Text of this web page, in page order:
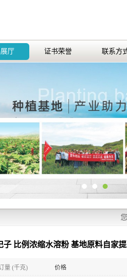
厅 证书荣誉 联系方
子 比例浓缩水溶粉 基地原料自家
量 (千克) 价格